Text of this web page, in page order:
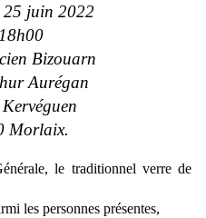
25 juin 2022
Bizouarn
Aurégan
Morlaix.
le traditionnel verre de
les personnes présentes,